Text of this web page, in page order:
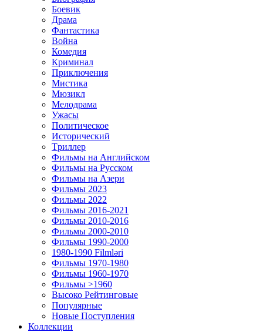
Боевик
Драма
Фантастика
Война
Комедия
Криминал
Приключения
Мистика
Мюзикл
Мелодрама
Ужасы
Политическое
Исторический
Tриллер
Фильмы на Английском
Фильмы на Русском
Фильмы на Азери
Фильмы 2023
Фильмы 2022
Фильмы 2016-2021
Фильмы 2010-2016
Фильмы 2000-2010
Фильмы 1990-2000
1980-1990 Filmləri
Фильмы 1970-1980
Фильмы 1960-1970
Фильмы >1960
Высоко Рейтинговые
Популярные
Новые Поступления
Коллекции